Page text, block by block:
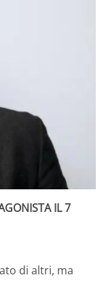
IL 7
di altri, ma